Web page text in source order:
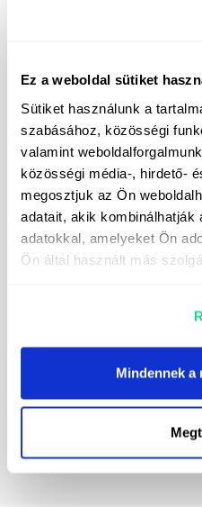
Ez a weboldal sütiket
Sütiket használunk a
szabásához, közösségi
valamint
közösségi média-, hirdető-
megosztjuk az Ön
adatait, akik kombinálhatják
adatokkal, amelyeket Ön
Ön által használt más
Mindennek a
Feliratkozom a hírlevélre
Hozzájárulok a
adatkezelő elérhetőségei